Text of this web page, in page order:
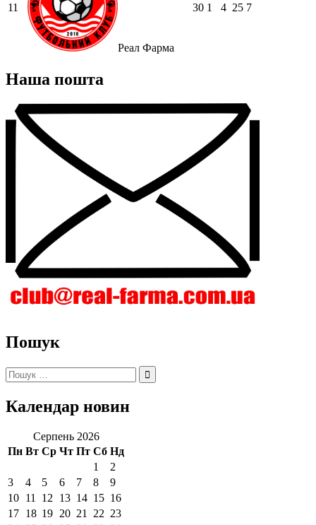
11
Реал Фарма
30 1 4 25 7
Наша пошта
Пошук
Пошук:
Календар новин
Серпень 2026
Пн Вт Ср Чт Пт Сб Нд
1
2
3
4 5 6 7 8
9
10 11 12 13 14 15 16
17 18 19 20 21 22 23